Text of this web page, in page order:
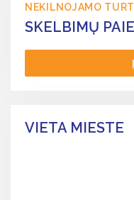
NEKILNOJAMO
SKELBIMŲ
VIETA MIESTE